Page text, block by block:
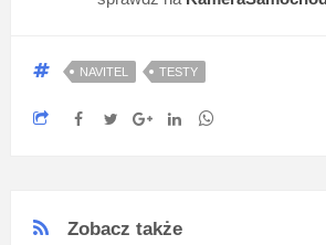
NAVITEL TESTY
Zobacz także